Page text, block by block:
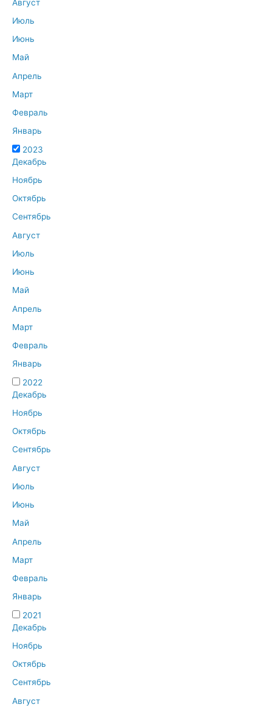
Август
Июль
Июнь
Май
Апрель
Март
Февраль
Январь
2023
Декабрь
Ноябрь
Октябрь
Сентябрь
Август
Июль
Июнь
Май
Апрель
Март
Февраль
Январь
2022
Декабрь
Ноябрь
Октябрь
Сентябрь
Август
Июль
Июнь
Май
Апрель
Март
Февраль
Январь
2021
Декабрь
Ноябрь
Октябрь
Сентябрь
Август